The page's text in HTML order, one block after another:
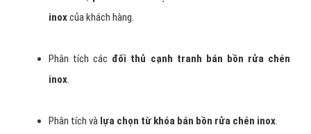
inoxcủa khách hàng.
Phân tích các đối thủ cạnh tranh bán bồn rửa chén
inox.
Phân tích và lựa chọn từ khóa bán bồn rửa chén inox.